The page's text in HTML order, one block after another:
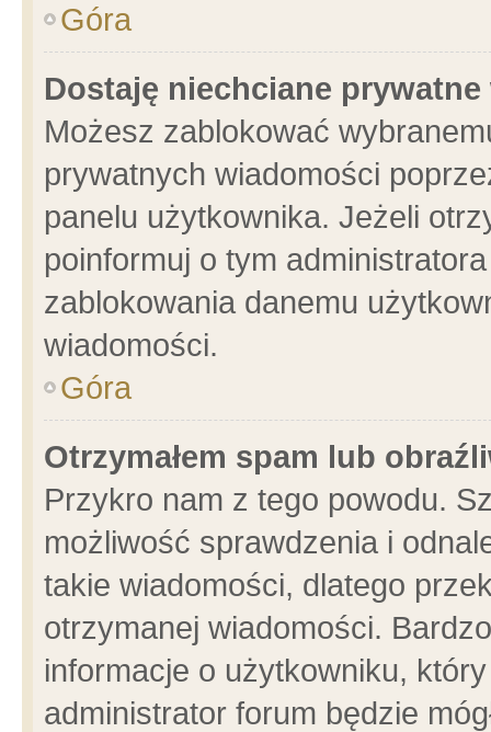
Góra
Dostaję niechciane
Możesz zablokować
prywatnych wiadomości
panelu użytkownika. Jeżeli
poinformuj o tym
zablokowania danemu
wiadomości.
Góra
Otrzymałem spam lub
Przykro nam z tego powodu.
możliwość sprawdzenia i
takie wiadomości, dlatego
otrzymanej wiadomości.
informacje o użytkowniku,
administrator forum będzie